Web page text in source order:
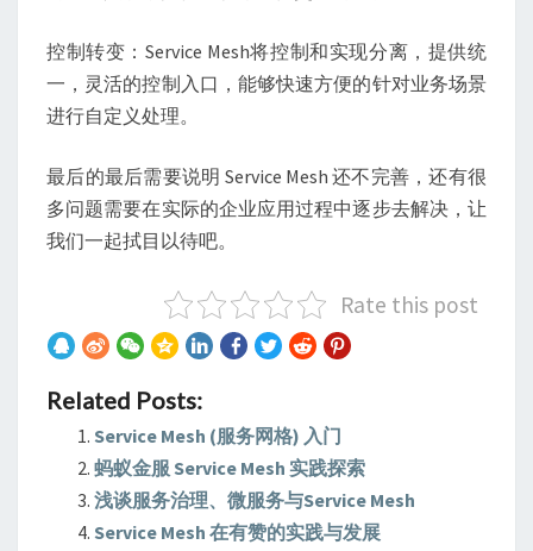
控制转变：Service Mesh将控制和实现分离，提供统
一，灵活的控制入口，能够快速方便的针对业务场景
进行自定义处理。
最后的最后需要说明 Service Mesh 还不完善，还有很
多问题需要在实际的企业应用过程中逐步去解决，让
我们一起拭目以待吧。
Rate this post
Related Posts:
Service Mesh (服务网格) 入门
蚂蚁金服 Service Mesh 实践探索
浅谈服务治理、微服务与Service Mesh
Service Mesh 在有赞的实践与发展